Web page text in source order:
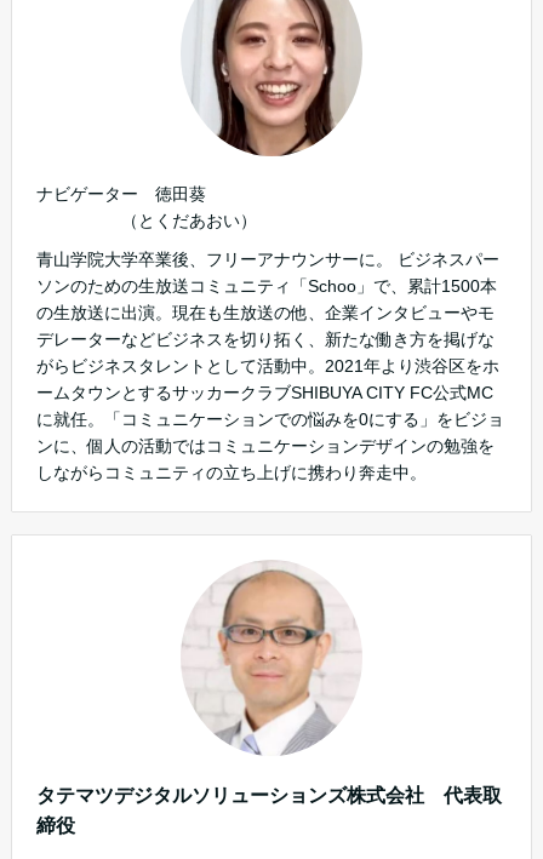
ナビゲーター 徳田葵
（とくだあおい）
青山学院大学卒業後、フリーアナウンサーに。 ビジネスパー
ソンのための生放送コミュニティ「Schoo」で、累計1500本
の生放送に出演。現在も生放送の他、企業インタビューやモ
デレーターなどビジネスを切り拓く、新たな働き方を掲げな
がらビジネスタレントとして活動中。2021年より渋谷区をホ
ームタウンとするサッカークラブSHIBUYA CITY FC公式MC
に就任。「コミュニケーションでの悩みを0にする」をビジョ
ンに、個人の活動ではコミュニケーションデザインの勉強を
しながらコミュニティの立ち上げに携わり奔走中。
タテマツデジタルソリューションズ株式会社 代表取
締役